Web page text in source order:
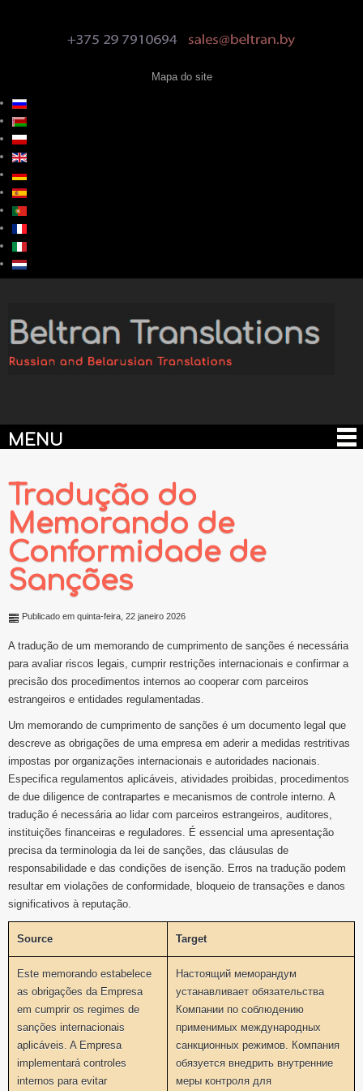
Mapa do site
MENU
Tradução do
Memorando de
Conformidade de
Sanções
Publicado em quinta-feira, 22 janeiro 2026
A tradução de um memorando de cumprimento de sanções é necessária
para avaliar riscos legais, cumprir restrições internacionais e confirmar a
precisão dos procedimentos internos ao cooperar com parceiros
estrangeiros e entidades regulamentadas.
Um memorando de cumprimento de sanções é um documento legal que
descreve as obrigações de uma empresa em aderir a medidas restritivas
impostas por organizações internacionais e autoridades nacionais.
Especifica regulamentos aplicáveis, atividades proibidas, procedimentos
de due diligence de contrapartes e mecanismos de controle interno. A
tradução é necessária ao lidar com parceiros estrangeiros, auditores,
instituições financeiras e reguladores. É essencial uma apresentação
precisa da terminologia da lei de sanções, das cláusulas de
responsabilidade e das condições de isenção. Erros na tradução podem
resultar em violações de conformidade, bloqueio de transações e danos
significativos à reputação.
Source Target
Este memorando estabelece
as obrigações da Empresa
em cumprir os regimes de
sanções internacionais
aplicáveis. A Empresa
implementará controles
internos para evitar
Настоящий меморандум
устанавливает обязательства
Компании по соблюдению
применимых международных
санкционных режимов. Компания
обязуется внедрить внутренние
меры контроля для